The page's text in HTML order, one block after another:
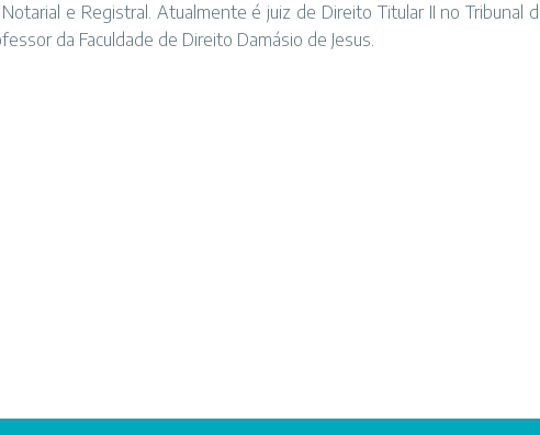
e Registral. Atualmente é juiz de Direito Titular II no Tribunal
da Faculdade de Direito Damásio de Jesus.